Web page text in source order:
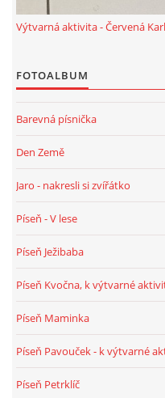
JÓGOVÉ CVIČENÍ, TYPY,
KALENDÁŘ PRO DĚTI
STÁTNÍ SVÁTKY
20.10. DEN STROMŮ
DUŠIČKY
Výtvarná aktivita - Červená
FOTOALBUM
Barevná písnička
Den Země
Jaro - nakresli si zvířátko
Píseň - V lese
Píseň Ježibaba
Píseň Kvočna, k výtvarné
Píseň Maminka
Píseň Pavouček - k výtvarné
Píseň Petrklíč